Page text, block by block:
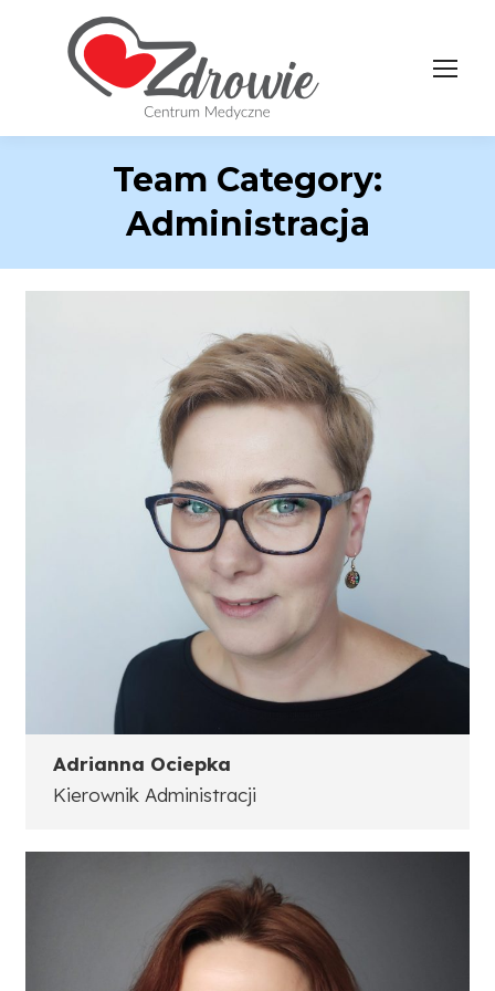
Team Category:
Administracja
Adrianna Ociepka
Kierownik Administracji